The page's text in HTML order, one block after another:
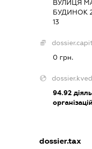
ВУЛИЦЯ
БУДИНОК
13
0 грн.
94.92
організацій
dossier.tax